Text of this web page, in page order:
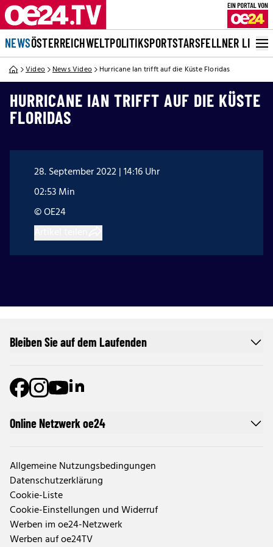
NEWSÖSTERREICHWELTPOLITIKSPORTSTARSFELLNER LIVE
Video News Video Hurricane Ian trifft auf die Küste Floridas
HURRICANE IAN TRIFFT AUF DIE KÜSTE
FLORIDAS
28. September 2022 | 14:16 Uhr
02:53 Min
© OE24
Online Netzwerk oe24
Allgemeine Nutzungsbedingungen
Datenschutzerklärung
Cookie-Liste
Cookie-Einstellungen und Widerruf
Werben im oe24-Netzwerk
Werben auf oe24TV
Bleiben Sie auf dem Laufenden